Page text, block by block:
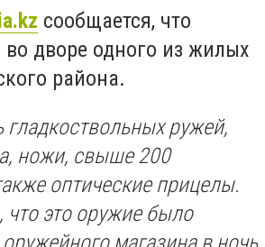
сообщается, что
во дворе одного из жилых
района.
гладкоствольных ружей,
ножи, свыше 200
оптические прицелы.
что это оружие было